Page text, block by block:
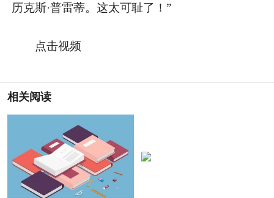
历克斯·普雷蒂。这太可耻了！”
点击视频
相关阅读